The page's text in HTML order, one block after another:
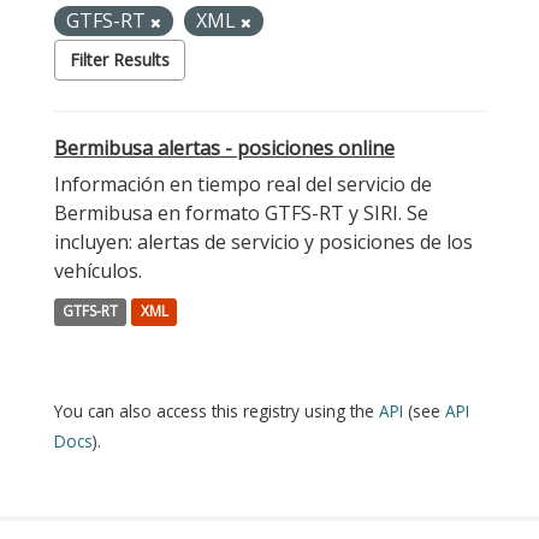
GTFS-RT
XML
Filter Results
Bermibusa alertas - posiciones online
Información en tiempo real del servicio de
Bermibusa en formato GTFS-RT y SIRI. Se
incluyen: alertas de servicio y posiciones de los
vehículos.
GTFS-RT XML
You can also access this registry using the API (see API
Docs).